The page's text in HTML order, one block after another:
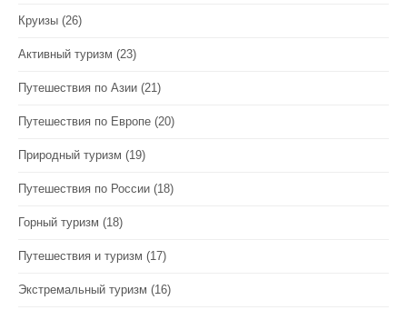
Круизы (26)
Активный туризм (23)
Путешествия по Азии (21)
Путешествия по Европе (20)
Природный туризм (19)
Путешествия по России (18)
Горный туризм (18)
Путешествия и туризм (17)
Экстремальный туризм (16)